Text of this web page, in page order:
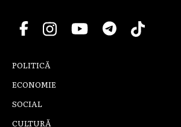
POLITICĂ
ECONOMIE
SOCIAL
CULTURĂ